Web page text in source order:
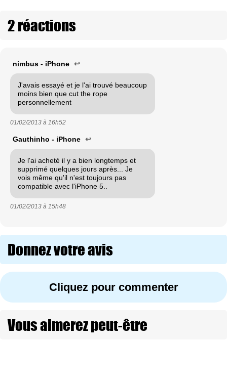
2 réactions
nimbus - iPhone ↩
J'avais essayé et je l'ai trouvé beaucoup
moins bien que cut the rope
personnellement
01/02/2013 à 16h52
Gauthinho - iPhone ↩
Je l'ai acheté il y a bien longtemps et
supprimé quelques jours après... Je
vois même qu'il n'est toujours pas
compatible avec l'iPhone 5..
01/02/2013 à 15h48
Donnez votre avis
Cliquez pour commenter
Vous aimerez peut-être